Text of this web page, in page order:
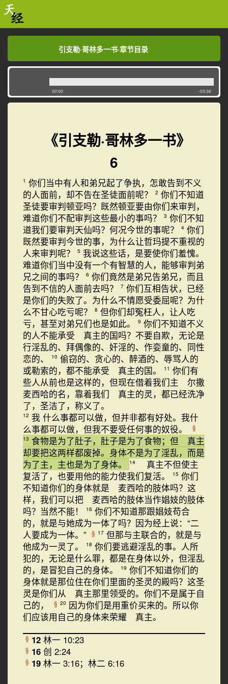
引支勒·哥林多一书·章节目录
引支勒·哥林多一书·章节目录
00:00 -03:36
《引支勒·哥林多一书》
6
1 你们当中有人和弟兄起了争执，怎敢告到不义
的人面前，却不告在圣徒面前呢？
2 你们不知道
圣徒要审判顿亚吗？既然顿亚要由你们来审判，
难道你们不配审判这些最小的事吗？
3 你们不知
道我们要审判天仙吗？何况今世的事呢？
4 你们
既然要审判今世的事，为什么让哲玛提不重视的
人来审判呢？
5 我说这些话，是要使你们羞愧。
难道你们当中没有一个有智慧的人，能够审判弟
兄之间的事吗？
6 你们竟然是弟兄告弟兄，而且
告到不信的人面前去吗？
7 你们互相告状，已经
是你们的失败了。为什么不情愿受委屈呢？为什
么不甘心吃亏呢？
8 但你们却冤枉人，让人吃
亏，甚至对弟兄们也是如此。
9 你们不知道不义
的人不能承受 真主的国吗？不要自欺，无论是
行淫乱的、拜偶像的、奸淫的、作娈童的、同性
恋的、
10 偷窃的、贪心的、醉酒的、辱骂人的
或勒索的，都不能承受 真主的国。
11 你们有
些人从前也是这样的，但现在借着我们主 尔撒
麦西哈的名，靠着我们 真主的灵，都已经洗净
了，圣洁了，称义了。
12 我 什么事都可以做，但并非都有好处。我什
么事都可以做，但我不要受任何事的奴役。
§
13 食物是为了肚子，肚子是为了食物；但 真主
却要把这两样都废掉。身体不是为了淫乱，而是
为了主，主也是为了身体。
14
真主不但使主
复活了，也要用他的能力使我们复活。
15 你们
不知道你们的身体就是 麦西哈的肢体吗？这
样，我们可以把 麦西哈的肢体当作娼妓的肢体
吗？当然不能！
16 你们不知道那跟娼妓苟合
的，就是与她成为一体了吗？因为经上说：“二
人要成为一体。”
§ 17 但那与主联合的，就是与
他成为一灵了。
18 你们要逃避淫乱的事。人所
犯的，无论是什么罪，都是在身体以外，但淫乱
的，是冒犯自己的身体。
19 你们不知道你们的
身体就是那位住在你们里面的圣灵的殿吗？这圣
灵是你们从 真主那里领受的。你们不是属于自
己的，
§ 20 因为你们是用重价买来的。所以你
们应该用自己的身体来荣耀 真主。
§ 12 林一 10:23
§ 16 创 2:24
§ 19 林一 3:16；林二 6:16